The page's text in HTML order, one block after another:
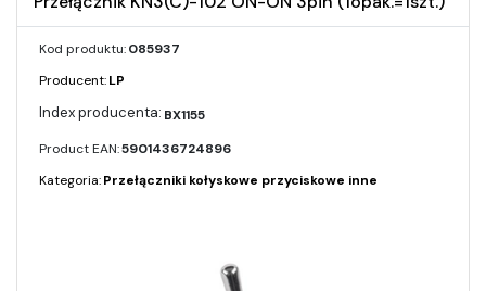
Kod produktu:085937
Producent:LP
BX1155
Product EAN:5901436724896
Kategoria:Przełączniki kołyskowe przyciskowe inne